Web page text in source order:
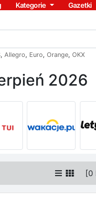
Kategorie Gazetki
, Allegro, Euro, Orange, OKX
2026
[0